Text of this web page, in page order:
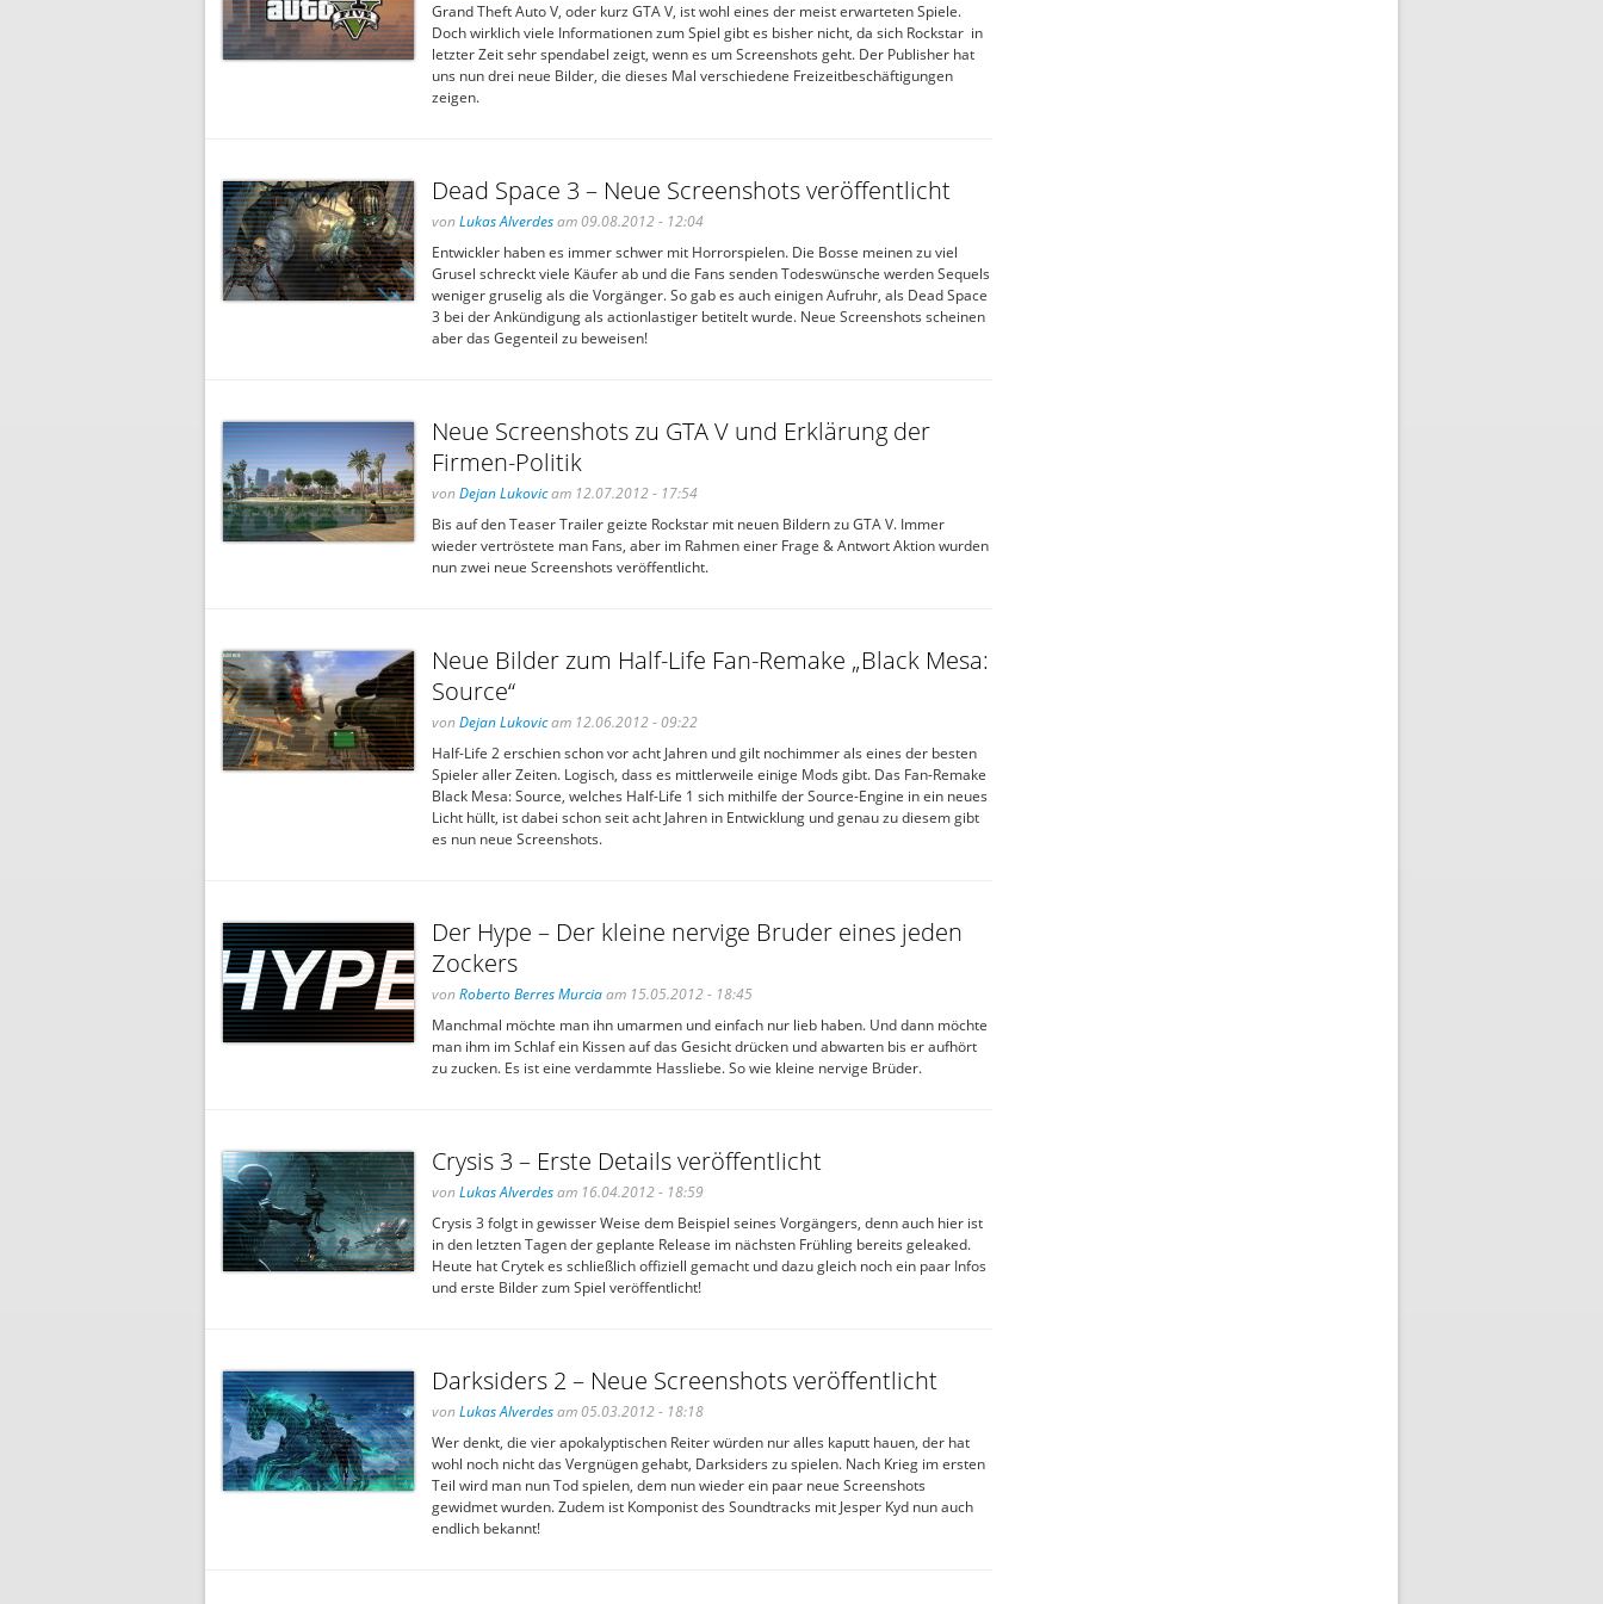
Grand Theft Auto V, oder kurz GTA V, ist wohl eines der meist erwarteten Spiele.
Doch wirklich viele Informationen zum Spiel gibt es bisher nicht, da sich Rockstar in
letzter Zeit sehr spendabel zeigt, wenn es um Screenshots geht. Der Publisher hat
uns nun drei neue Bilder, die dieses Mal verschiedene Freizeitbeschäftigungen
zeigen.
Dead Space 3 – Neue Screenshots veröffentlicht
von Lukas Alverdesam 09.08.2012 - 12:04
Entwickler haben es immer schwer mit Horrorspielen. Die Bosse meinen zu viel
Grusel schreckt viele Käufer ab und die Fans senden Todeswünsche werden Sequels
weniger gruselig als die Vorgänger. So gab es auch einigen Aufruhr, als Dead Space
3 bei der Ankündigung als actionlastiger betitelt wurde. Neue Screenshots scheinen
aber das Gegenteil zu beweisen!
Neue Screenshots zu GTA V und Erklärung der
Firmen-Politik
von Dejan Lukovicam 12.07.2012 - 17:54
Bis auf den Teaser Trailer geizte Rockstar mit neuen Bildern zu GTA V. Immer
wieder vertröstete man Fans, aber im Rahmen einer Frage & Antwort Aktion wurden
nun zwei neue Screenshots veröffentlicht.
Neue Bilder zum Half-Life Fan-Remake „Black Mesa:
Source“
von Dejan Lukovicam 12.06.2012 - 09:22
Half-Life 2 erschien schon vor acht Jahren und gilt nochimmer als eines der besten
Spieler aller Zeiten. Logisch, dass es mittlerweile einige Mods gibt. Das Fan-Remake
Black Mesa: Source, welches Half-Life 1 sich mithilfe der Source-Engine in ein neues
Licht hüllt, ist dabei schon seit acht Jahren in Entwicklung und genau zu diesem gibt
es nun neue Screenshots.
Der Hype – Der kleine nervige Bruder eines jeden
Zockers
von Roberto Berres Murciaam 15.05.2012 - 18:45
Manchmal möchte man ihn umarmen und einfach nur lieb haben. Und dann möchte
man ihm im Schlaf ein Kissen auf das Gesicht drücken und abwarten bis er aufhört
zu zucken. Es ist eine verdammte Hassliebe. So wie kleine nervige Brüder.
Crysis 3 – Erste Details veröffentlicht
von Lukas Alverdesam 16.04.2012 - 18:59
Crysis 3 folgt in gewisser Weise dem Beispiel seines Vorgängers, denn auch hier ist
in den letzten Tagen der geplante Release im nächsten Frühling bereits geleaked.
Heute hat Crytek es schließlich offiziell gemacht und dazu gleich noch ein paar Infos
und erste Bilder zum Spiel veröffentlicht!
Darksiders 2 – Neue Screenshots veröffentlicht
von Lukas Alverdesam 05.03.2012 - 18:18
Wer denkt, die vier apokalyptischen Reiter würden nur alles kaputt hauen, der hat
wohl noch nicht das Vergnügen gehabt, Darksiders zu spielen. Nach Krieg im ersten
Teil wird man nun Tod spielen, dem nun wieder ein paar neue Screenshots
gewidmet wurden. Zudem ist Komponist des Soundtracks mit Jesper Kyd nun auch
endlich bekannt!